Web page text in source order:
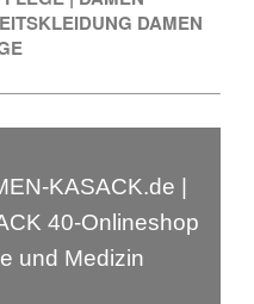
DAMEN
KASACK.de |
40-Onlineshop
und Medizin